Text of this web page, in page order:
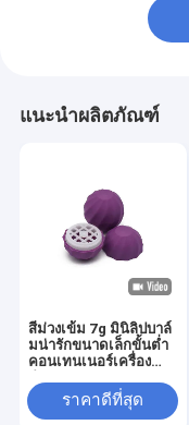
แนะนำผลิตภัณฑ์
สีม่วงเข้ม 7g มินิลิปบาล์
มน่ารักขนาดเล็กขั้นต่ำ
คอนเทนเนอร์เครื่อง
ราคาดีที่สุด